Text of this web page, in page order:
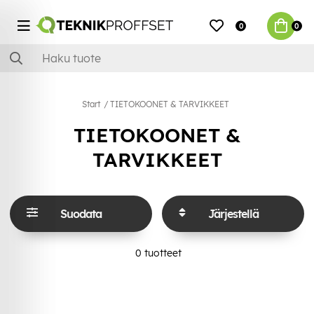
0 0
Start TIETOKOONET & TARVIKKEET
TIETOKOONET &
TARVIKKEET
Suodata Järjestellä
0 tuotteet